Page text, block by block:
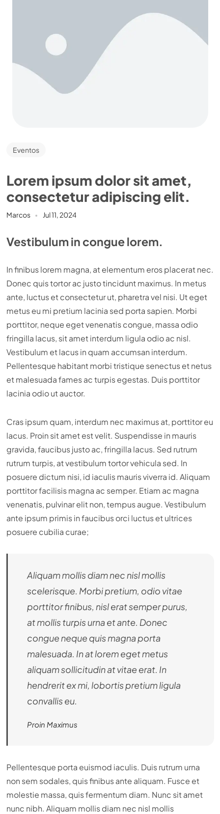
Eventos
Lorem ipsum dolor sit amet,
consectetur adipiscing elit.
Marcos Jul 11, 2024
Vestibulum in congue lorem.
In finibus lorem magna, at elementum eros placerat nec.
Donec quis tortor ac justo tincidunt maximus. In metus
ante, luctus et consectetur ut, pharetra vel nisi. Ut eget
metus eu mi pretium lacinia sed porta sapien. Morbi
porttitor, neque eget venenatis congue, massa odio
fringilla lacus, sit amet interdum ligula odio ac nisl.
Vestibulum et lacus in quam accumsan interdum.
Pellentesque habitant morbi tristique senectus et netus
et malesuada fames ac turpis egestas. Duis porttitor
lacinia odio ut auctor.
Cras ipsum quam, interdum nec maximus at, porttitor eu
lacus. Proin sit amet est velit. Suspendisse in mauris
gravida, faucibus justo ac, fringilla lacus. Sed rutrum
rutrum turpis, at vestibulum tortor vehicula sed. In
posuere dictum nisi, id iaculis mauris viverra id. Aliquam
porttitor facilisis magna ac semper. Etiam ac magna
venenatis, pulvinar elit non, tempus augue. Vestibulum
ante ipsum primis in faucibus orci luctus et ultrices
posuere cubilia curae;
Aliquam mollis diam nec nisl mollis
scelerisque. Morbi pretium, odio vitae
porttitor finibus, nisl erat semper purus,
at mollis turpis urna et ante. Donec
congue neque quis magna porta
malesuada. In at lorem eget metus
aliquam sollicitudin at vitae erat. In
hendrerit ex mi, lobortis pretium ligula
convallis eu.
Proin Maximus
Pellentesque porta euismod iaculis. Duis rutrum urna
non sem sodales, quis finibus ante aliquam. Fusce et
molestie massa, quis fermentum diam. Nunc sit amet
nunc nibh. Aliquam mollis diam nec nisl mollis